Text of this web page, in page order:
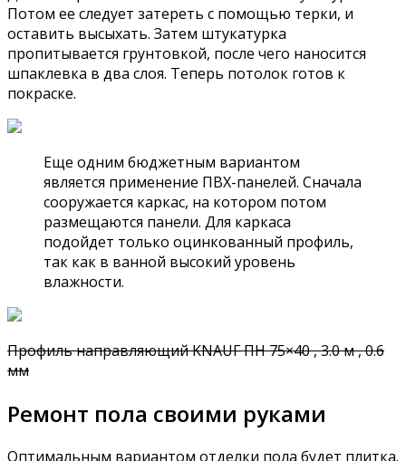
Потом ее следует затереть с помощью терки, и
оставить высыхать. Затем штукатурка
пропитывается грунтовкой, после чего наносится
шпаклевка в два слоя. Теперь потолок готов к
покраске.
Еще одним бюджетным вариантом
является применение ПВХ-панелей. Сначала
сооружается каркас, на котором потом
размещаются панели. Для каркаса
подойдет только оцинкованный профиль,
так как в ванной высокий уровень
влажности.
Профиль направляющий KNAUF ПН 75×40 , 3.0 м , 0.6
мм
Ремонт пола своими руками
Оптимальным вариантом отделки пола будет плитка.